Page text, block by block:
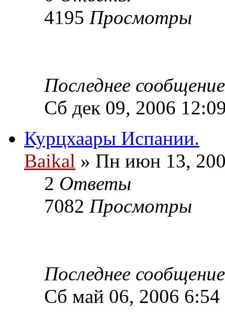
4195 Просмотры
Последнее
Сб дек 09, 2006
Курцхаары Испании.
Baikal » Пн июн 13,
2 Ответы
7082 Просмотры
Последнее
Сб май 06, 2006 6:54